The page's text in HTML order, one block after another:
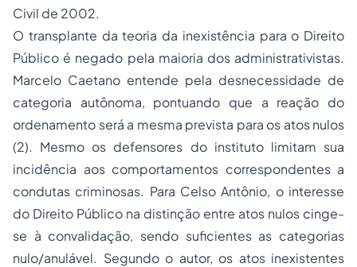
Civil de 2002.
O transplante da teoria da inexistência para o Direito
Público é negado pela maioria dos administrativistas.
Marcelo Caetano entende pela desnecessidade de
categoria autônoma, pontuando que a reação do
ordenamento será a mesma prevista para os atos nulos
(2). Mesmo os defensores do instituto limitam sua
incidência aos comportamentos correspondentes a
condutas criminosas. Para Celso Antônio, o interesse
do Direito Público na distinção entre atos nulos cinge-
se à convalidação, sendo suficientes as categorias
nulo/anulável. Segundo o autor, os atos inexistentes